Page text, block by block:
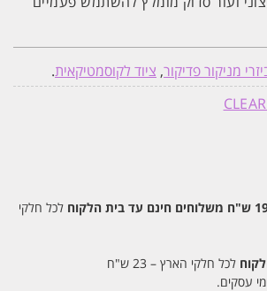
מניקור פדיקור, ציוד לקוסמטיקאית.
משלוחים חינם עד בית הלקוח לכל חלקי
לכל חלקי הארץ – 23 ש"ח